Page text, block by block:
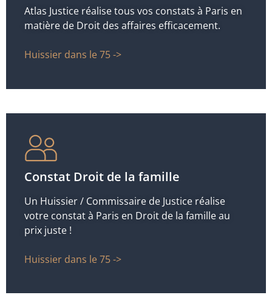
Atlas Justice réalise tous vos constats à Paris en
matière de Droit des affaires efficacement.
Huissier dans le 75 ->
Constat Droit de la famille
Un Huissier / Commissaire de Justice réalise
votre constat à Paris en Droit de la famille au
prix juste !
Huissier dans le 75 ->